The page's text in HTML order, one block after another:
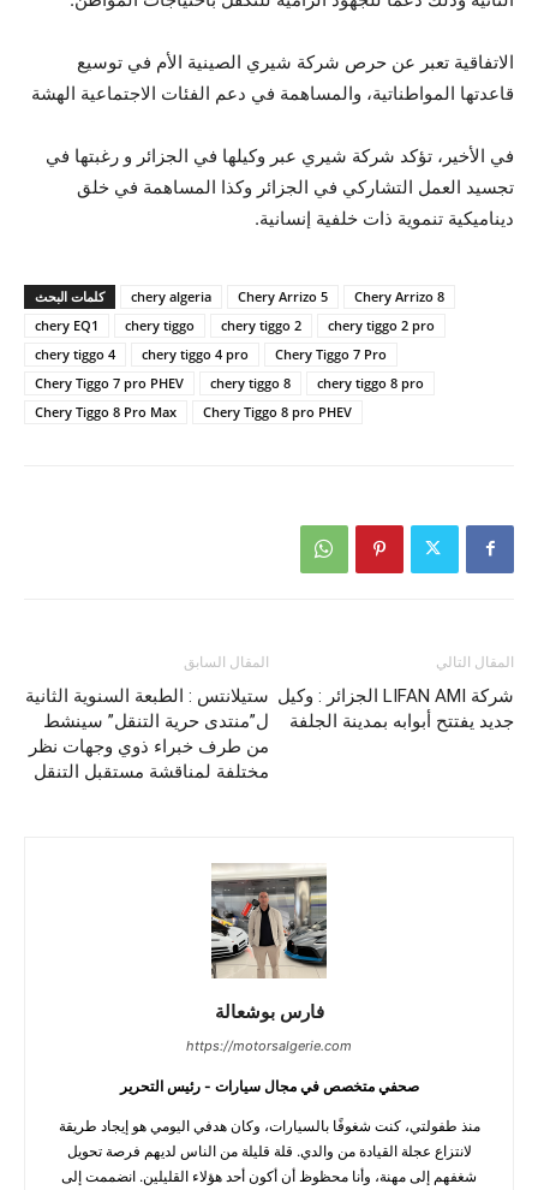
الاتفاقية تعبر عن حرص شركة شيري الصينية الأم في توسيع
قاعدتها المواطناتية، والمساهمة في دعم الفئات الاجتماعية الهشة
في الأخير، تؤكد شركة شيري عبر وكيلها في الجزائر و رغبتها في
تجسيد العمل التشاركي في الجزائر وكذا المساهمة في خلق
ديناميكية تنموية ذات خلفية إنسانية.
كلمات البحث chery algeria Chery Arrizo 5
Chery Arrizo 8
chery EQ1
chery tiggo chery tiggo 2
chery tiggo 2 pro
chery tiggo 4
chery tiggo 4 pro
Chery Tiggo 7 Pro
Chery Tiggo 7 pro PHEV
chery tiggo 8
chery tiggo 8 pro
Chery Tiggo 8 Pro Max
Chery Tiggo 8 pro PHEV
المقال السابق
ستيلانتس : الطبعة السنوية الثانية
ل”منتدى حرية التنقل” سينشط
من طرف خبراء ذوي وجهات نظر
مختلفة لمناقشة مستقبل التنقل
المقال التالي
شركة LIFAN AMI الجزائر : وكيل
جديد يفتتح أبوابه بمدينة الجلفة
فارس بوشعالة
https://motorsalgerie.com
صحفي متخصص في مجال سيارات - رئيس التحرير
منذ طفولتي، كنت شغوفًا بالسيارات، وكان هدفي اليومي هو إيجاد طريقة
لانتزاع عجلة القيادة من والدي. قلة قليلة من الناس لديهم فرصة تحويل
شغفهم إلى مهنة، وأنا محظوظ أن أكون أحد هؤلاء القليلين. انضممت إلى